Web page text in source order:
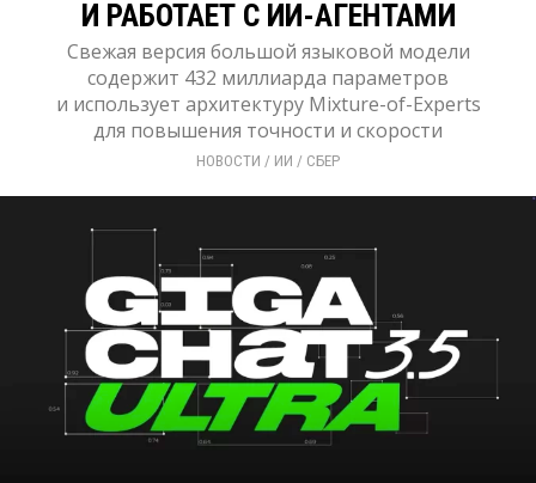
И РАБОТАЕТ С ИИ-АГЕНТАМИ
Свежая версия большой языковой модели
содержит 432 миллиарда параметров
и использует архитектуру Mixture-of-Experts
для повышения точности и скорости
НОВОСТИ / ИИ / СБЕР